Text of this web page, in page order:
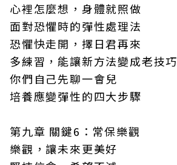
心裡怎麼想，身體就照做
面對恐懼時的彈性處理法
恐懼快走開，擇日君再來
多練習，能讓新方法變成老技巧
你們自己先聊一會兒
培養應變彈性的四大步驟
第九章 關鍵6：常保樂觀
樂觀，讓未來更美好